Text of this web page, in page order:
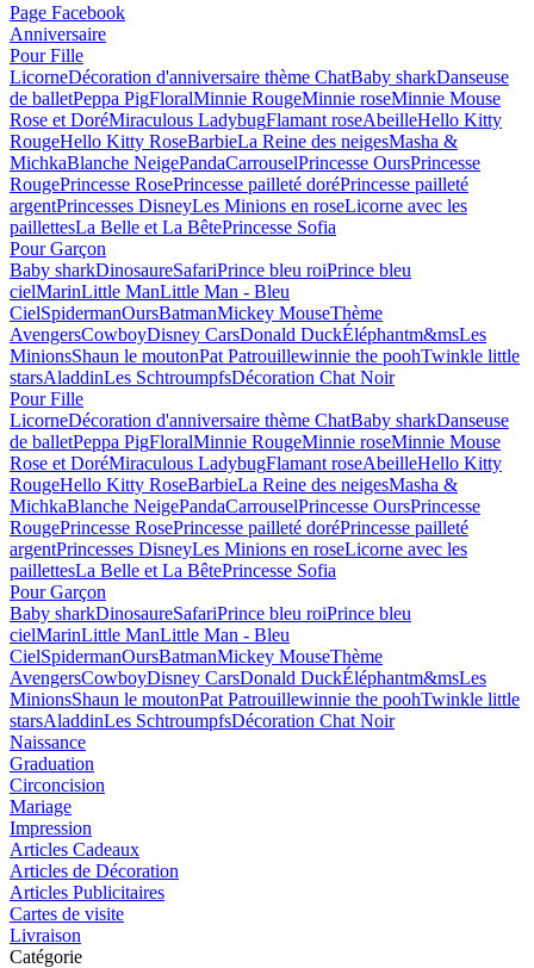
Page Facebook
Anniversaire
Pour Fille
LicorneDécoration d'anniversaire thème ChatBaby sharkDanseuse
de balletPeppa PigFloralMinnie RougeMinnie roseMinnie Mouse
Rose et DoréMiraculous LadybugFlamant roseAbeilleHello Kitty
RougeHello Kitty RoseBarbieLa Reine des neigesMasha &
MichkaBlanche NeigePandaCarrouselPrincesse OursPrincesse
RougePrincesse RosePrincesse pailleté doréPrincesse pailleté
argentPrincesses DisneyLes Minions en roseLicorne avec les
paillettesLa Belle et La BêtePrincesse Sofia
Pour Garçon
Baby sharkDinosaureSafariPrince bleu roiPrince bleu
cielMarinLittle ManLittle Man - Bleu
CielSpidermanOursBatmanMickey MouseThème
AvengersCowboyDisney CarsDonald DuckÉléphantm&msLes
MinionsShaun le moutonPat Patrouillewinnie the poohTwinkle little
starsAladdinLes SchtroumpfsDécoration Chat Noir
Pour Fille
LicorneDécoration d'anniversaire thème ChatBaby sharkDanseuse
de balletPeppa PigFloralMinnie RougeMinnie roseMinnie Mouse
Rose et DoréMiraculous LadybugFlamant roseAbeilleHello Kitty
RougeHello Kitty RoseBarbieLa Reine des neigesMasha &
MichkaBlanche NeigePandaCarrouselPrincesse OursPrincesse
RougePrincesse RosePrincesse pailleté doréPrincesse pailleté
argentPrincesses DisneyLes Minions en roseLicorne avec les
paillettesLa Belle et La BêtePrincesse Sofia
Pour Garçon
Baby sharkDinosaureSafariPrince bleu roiPrince bleu
cielMarinLittle ManLittle Man - Bleu
CielSpidermanOursBatmanMickey MouseThème
AvengersCowboyDisney CarsDonald DuckÉléphantm&msLes
MinionsShaun le moutonPat Patrouillewinnie the poohTwinkle little
starsAladdinLes SchtroumpfsDécoration Chat Noir
Naissance
Graduation
Circoncision
Mariage
Impression
Articles Cadeaux
Articles de Décoration
Articles Publicitaires
Cartes de visite
Livraison
Catégorie